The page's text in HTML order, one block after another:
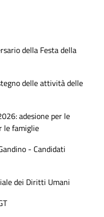
della Festa della
delle attività delle
adesione per le
le famiglie
- Candidati
dei Diritti Umani